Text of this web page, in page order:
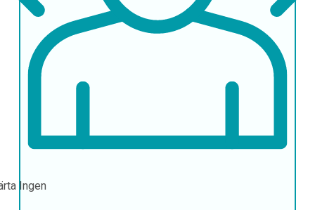
Ingen